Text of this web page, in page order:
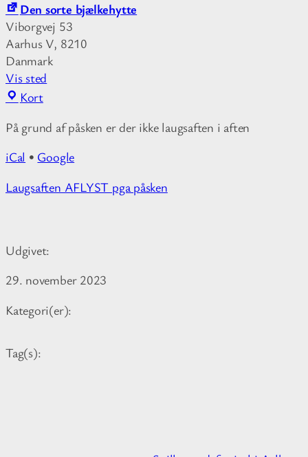
Den sorte bjælkehytte
Viborgvej 53
Aarhus V, 8210
Danmark
Vis sted
KortD
n
o
r
t
j
l
e
På grund af påsken er der ikke laugsaften i aften
iCal • Google
M
i
n
f
o
a
Laugsaften AFLYST pga påsken
Udgivet:
29. november 2023
Kategori(er):
Tag(s):